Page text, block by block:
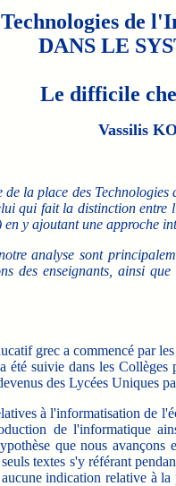
de
DANS LE
Le difficile
Vassilis
la place des
qui fait la distinction
en y ajoutant une approche
analyse sont
des enseignants, ainsi
grec a commencé par
suivie dans les
des Lycées Uniques
à l'informatisation de
de l'informatique
que nous
textes s'y référant
indication relative à